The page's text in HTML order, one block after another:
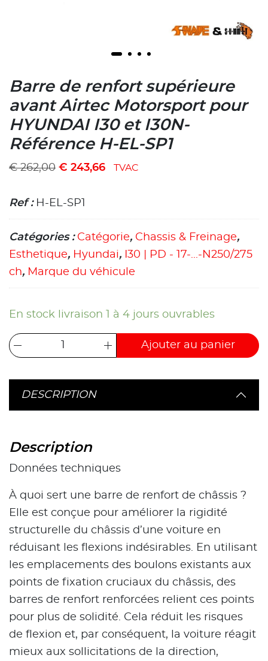
Barre de renfort supérieure
avant Airtec Motorsport pour
HYUNDAI I30 et I30N-
Référence H-EL-SP1
€262,00 € 243,66 TVAC
Ref : H-EL-SP1
Catégories : Catégorie, Chassis & Freinage,
Esthetique, Hyundai, I30 | PD - 17-...-N250/275
ch, Marque du véhicule
En stock livraison 1 à 4 jours ouvrables
Ajouter au panier
DESCRIPTION
Description
Données techniques
À quoi sert une barre de renfort de châssis ?
Elle est conçue pour améliorer la rigidité
structurelle du châssis d’une voiture en
réduisant les flexions indésirables. En utilisant
les emplacements des boulons existants aux
points de fixation cruciaux du châssis, des
barres de renfort renforcées relient ces points
pour plus de solidité. Cela réduit les risques
de flexion et, par conséquent, la voiture réagit
mieux aux sollicitations de la direction,